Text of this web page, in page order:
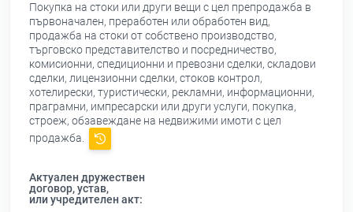
Покупка на стоки или други вещи с цел препродажба в
първоначален, преработен или обработен вид,
продажба на стоки от собствено производство,
търговско представителство и посредничество,
комисионни, спедиционни и превозни сделки, складови
сделки, лицензионни сделки, стоков контрол,
хотелирески, туристически, рекламни, информационни,
праграмни, импресарски или други услуги, покупка,
строеж, обзавеждане на недвижими имоти с цел
продажба.
Актуален дружествен
договор, устав,
или учредителен акт: